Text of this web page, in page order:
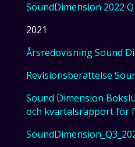
SoundDimension 2022
2021
Årsredovisning Sound
Revisionsberättelse
Sound Dimension
och kvartalsrapport för